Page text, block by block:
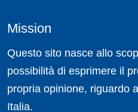
Mission
Questo sito nasce allo
possibilità di esprimere il
propria opinione, riguardo
Italia.